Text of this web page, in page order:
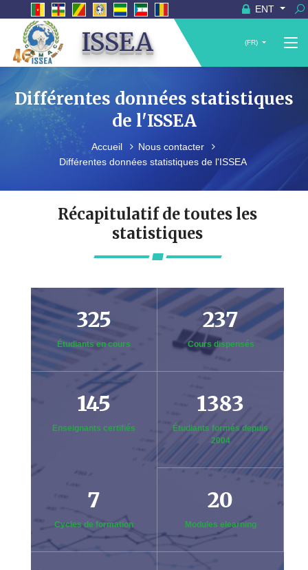
ENT
ISSEA (FR)
Différentes données statistiques
de l'ISSEA
Accueil
Nous contacter
Différentes données statistiques de l'ISSEA
Récapitulatif de toutes les
statistiques
325
Étudiants en cours
237
Cours dispensés
145
Enseignants certifiés
1383
Étudiants formés depuis
2004
7
Cycles de formation
20
Modules elearning